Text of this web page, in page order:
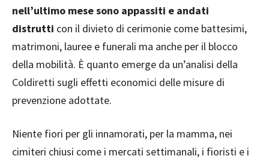
nell’ultimo mese sono appassiti e andati
distrutti con il divieto di cerimonie come battesimi,
matrimoni, lauree e funerali ma anche per il blocco
della mobilità. È quanto emerge da un’analisi della
Coldiretti sugli effetti economici delle misure di
prevenzione adottate.
Niente fiori per gli innamorati, per la mamma, nei
cimiteri chiusi come i mercati settimanali, i fioristi e i